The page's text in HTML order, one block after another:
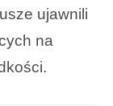
ujawnili
na